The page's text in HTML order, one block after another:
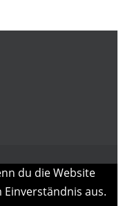
du die Website
aus.